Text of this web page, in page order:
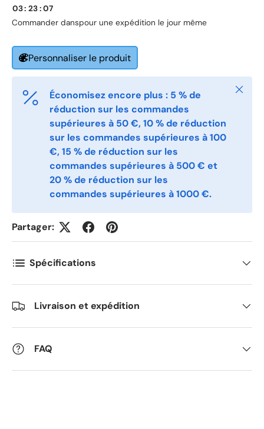
E-post *
Telefon
Postnummer *
Antall *
Kommentarer
Commander dans
03: 23:07
pour une expédition le jour même
Personnaliser le produit
Économisez encore plus : 5 % de
réduction sur les commandes
supérieures à 50 €, 10 % de réduction
sur les commandes supérieures à 100
€, 15 % de réduction sur les
commandes supérieures à 500 € et
20 % de réduction sur les
commandes supérieures à 1000 €.
Fermer
Partager:
Spécifications
Livraison et expédition
FAQ